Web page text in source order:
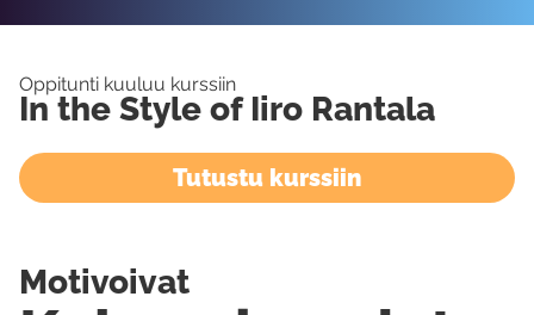
Oppitunti kuuluu kurssiin
In the Style of Iiro Rantala
Tutustu kurssiin
Motivoivat